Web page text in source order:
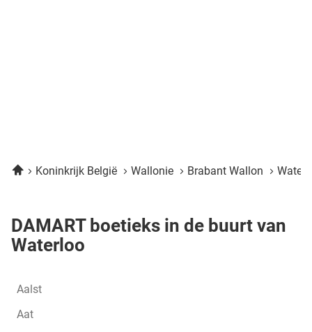
HomeKoninkrijk België Wallonie Brabant Wallon
DAMART boetieks in de buurt van
Waterloo
Aalst
Aat